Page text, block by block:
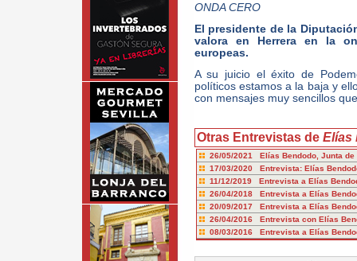
ONDA CERO
El presidente de la
valora en Herrera en la
europeas.
A su juicio el éxito de
políticos estamos a la baja y
con mensajes muy sencillos
Otras Entrevistas de Elías
26/05/2021 Elías Bendodo, Junta de
17/03/2020 Entrevista: Elías
11/12/2019 Entrevista a Elías
26/04/2018 Entrevista a Elías
20/09/2017 Entrevista a Elías
26/04/2016 Entrevista con Elías
08/03/2016 Entrevista a Elías